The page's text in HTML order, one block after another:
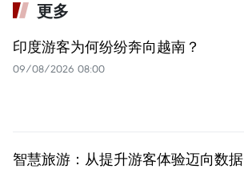
更多
印度游客为何纷纷奔向越南？
09/08/2026 08:00
智慧旅游：从提升游客体验迈向数据